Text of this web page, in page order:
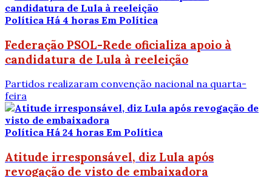
Política Há 4 horas Em Política
Federação PSOL-Rede oficializa apoio à
candidatura de Lula à reeleição
Partidos realizaram convenção nacional na quarta-
feira
Política Há 24 horas Em Política
Atitude irresponsável, diz Lula após
revogação de visto de embaixadora